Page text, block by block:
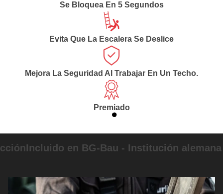
Se Bloquea En 5 Segundos
Evita Que La Escalera Se Deslice
Mejora La Seguridad Al Trabajar En Un Techo.
Premiado
Incluido en BG-Bau - Institución alemana de